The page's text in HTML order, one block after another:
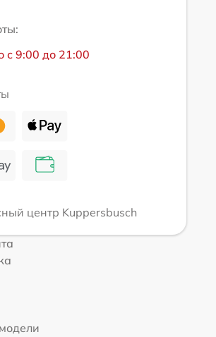
с 9:00 до 21:00
центр Kuppersbusch